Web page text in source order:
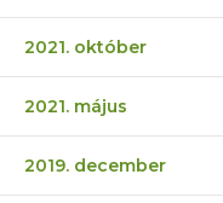
2021. október
2021. május
2019. december